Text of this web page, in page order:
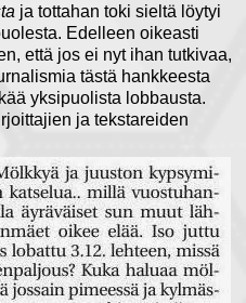
ja tottahan toki sieltä löytyi
Edelleen oikeasti
että jos ei nyt ihan tutkivaa,
tästä hankkeesta
yksipuolista lobbausta.
ja tekstareiden